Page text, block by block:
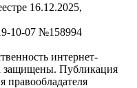
16.12.2025,
10-07 №158994
интернет-
защищены. Публикация
правообладателя